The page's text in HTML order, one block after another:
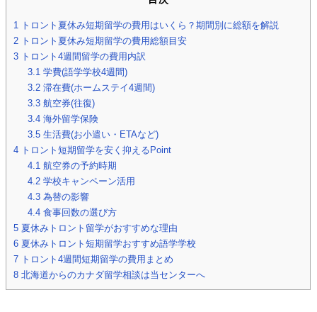
1
トロント夏休み短期留学の費用はいくら？期間別に総額を解説
2 トロント夏休み短期留学の費用総額目安
3 トロント4週間留学の費用内訳
3.1 学費(語学学校4週間)
3.2 滞在費(ホームステイ4週間)
3.3 航空券(往復)
3.4 海外留学保険
3.5 生活費(お小遣い・ETAなど)
4 トロント短期留学を安く抑えるPoint
4.1 航空券の予約時期
4.2 学校キャンペーン活用
4.3 為替の影響
4.4 食事回数の選び方
5 夏休みトロント留学がおすすめな理由
6 夏休みトロント短期留学おすすめ語学学校
7 トロント4週間短期留学の費用まとめ
8 北海道からのカナダ留学相談は当センターへ